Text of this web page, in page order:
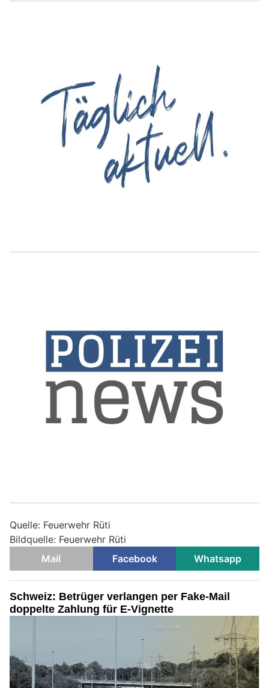
Quelle: Feuerwehr Rüti
Bildquelle: Feuerwehr Rüti
Mail
Facebook Whatsapp
Schweiz: Betrüger verlangen per Fake-Mail
doppelte Zahlung für E-Vignette